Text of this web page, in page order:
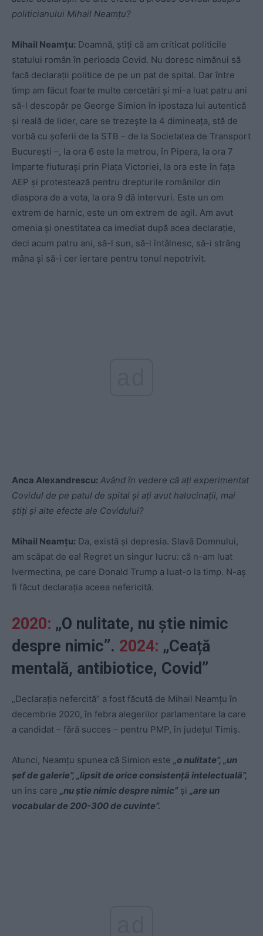
politicianului Mihail Neamțu?
Mihail Neamțu: Doamnă, știți că am criticat politicile
statului român în perioada Covid. Nu doresc nimănui să
facă declarații politice de pe un pat de spital. Dar între
timp am făcut foarte multe cercetări și mi-a luat patru ani
să-l descopăr pe George Simion în ipostaza lui autentică
și reală de lider, care se trezește la 4 dimineața, stă de
vorbă cu șoferii de la STB – de la Societatea de Transport
București –, la ora 6 este la metrou, în Pipera, la ora 7
împarte fluturași prin Piața Victoriei, la ora este în fața
AEP și protestează pentru drepturile românilor din
diaspora de a vota, la ora 9 dă intervuri. Este un om
extrem de harnic, este un om extrem de agil. Am avut
omenia și onestitatea ca imediat după acea declarație,
deci acum patru ani, să-l sun, să-l întâlnesc, să-i strâng
mâna și să-i cer iertare pentru tonul nepotrivit.
Anca Alexandrescu: Având în vedere că ați experimentat
Covidul de pe patul de spital și ați avut halucinații, mai
știți și alte efecte ale Covidului?
Mihail Neamțu: Da, există și depresia. Slavă Domnului,
am scăpat de ea! Regret un singur lucru: că n-am luat
Ivermectina, pe care Donald Trump a luat-o la timp. N-aș
fi făcut declarația aceea nefericită.
2020: „O nulitate, nu știe nimic
despre nimic”. 2024: „Ceață
mentală, antibiotice, Covid”
„Declarația nefercită” a fost făcută de Mihail Neamțu în
decembrie 2020, în febra alegerilor parlamentare la care
a candidat – fără succes – pentru PMP, în județul Timiș.
Atunci, Neamțu spunea că Simion este „o nulitate”, „un
șef de galerie”, „lipsit de orice consistență intelectuală”,
un ins care „nu știe nimic despre nimic”și „are un
vocabular de 200-300 de cuvinte”.